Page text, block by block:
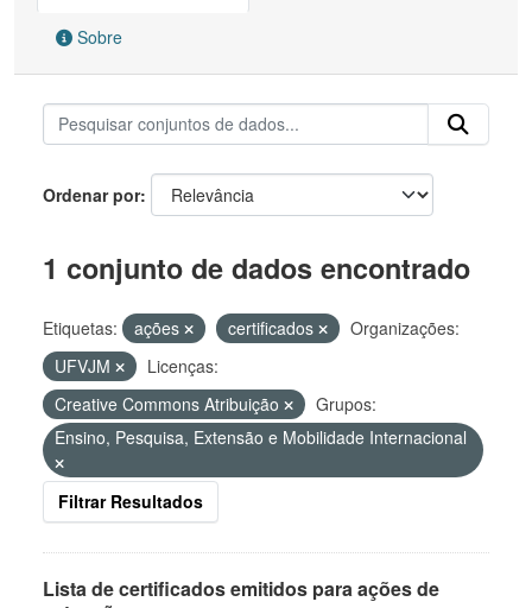
Sobre
Ordenar por
1 conjunto de dados encontrado
Etiquetas: ações certificados
Organizações:
UFVJM
Licenças:
Creative Commons Atribuição
Grupos:
Ensino, Pesquisa, Extensão e Mobilidade Internacional
Filtrar Resultados
Lista de certificados emitidos para ações de